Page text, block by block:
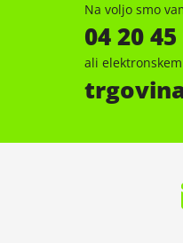
Na voljo smo
04 20
ali